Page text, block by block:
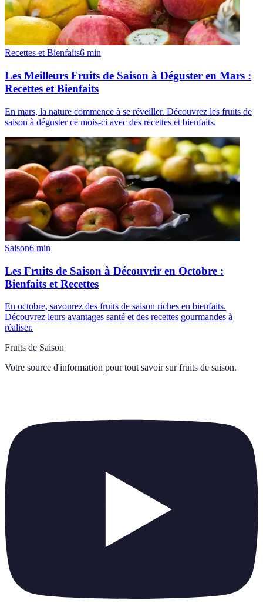
Recettes et Bienfaits6 min
Les Meilleurs Fruits de Saison à Déguster en Mars :
Recettes et Bienfaits
En mars, la nature commence à se réveiller. Découvrez les fruits de
saison à déguster ce mois-ci avec des recettes et bienfaits.
Saison6 min
Les Fruits de Saison à Découvrir en Octobre :
Bienfaits et Recettes
En octobre, savourez des fruits de saison riches en bienfaits.
Découvrez leurs avantages santé et des recettes gourmandes à
réaliser.
Fruits de Saison
Votre source d'information pour tout savoir sur fruits de saison.